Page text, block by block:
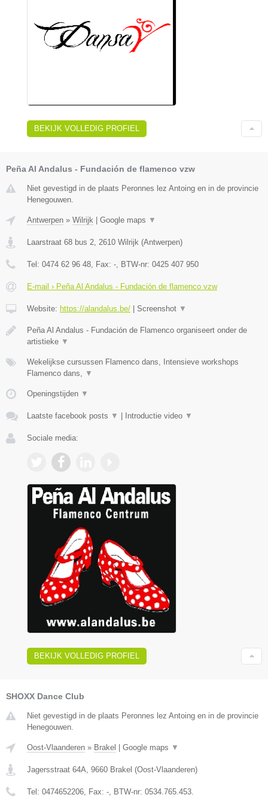
BEKIJK VOLLEDIG PROFIEL
Peña Al Andalus - Fundación de flamenco vzw
Niet gevestigd in de plaats Peronnes lez Antoing en in de provincie
Henegouwen.
Antwerpen » Wilrijk | Google maps ▼
Laarstraat 68 bus 2 2610 Wilrijk (Antwerpen)
Tel: 0474 62 96 48 , Fax: - , BTW-nr: 0425 407 950
E-mail › Peña Al Andalus - Fundación de flamenco vzw
Website: https://alandalus.be/ | Screenshot ▼
Peña Al Andalus - Fundación de Flamenco organiseert onder de
artistieke ▼
Wekelijkse cursussen Flamenco dans, Intensieve workshops
Flamenco dans,
▼
Openingstijden ▼
Laatste facebook posts ▼ | Introductie video ▼
Sociale media:
BEKIJK VOLLEDIG PROFIEL
SHOXX Dance Club
Niet gevestigd in de plaats Peronnes lez Antoing en in de provincie
Henegouwen.
Oost-Vlaanderen » Brakel | Google maps ▼
Jagersstraat 64A 9660 Brakel (Oost-Vlaanderen)
Tel: 0474652206 , Fax: - , BTW-nr: 0534.765.453.